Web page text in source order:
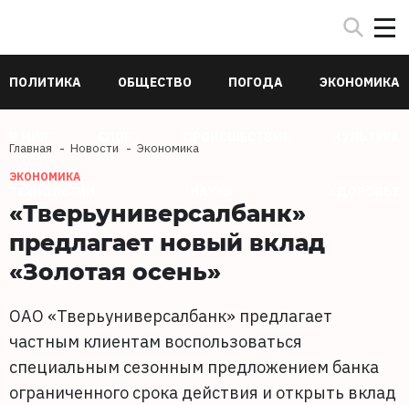
ПОЛИТИКА ОБЩЕСТВО ПОГОДА ЭКОНОМИКА
Главная Новости Экономика
ЭКОНОМИКА
«Тверьуниверсалбанк»
предлагает новый вклад
«Золотая осень»
ОАО «Тверьуниверсалбанк» предлагает
частным клиентам воспользоваться
специальным сезонным предложением банка
ограниченного срока действия и открыть вклад